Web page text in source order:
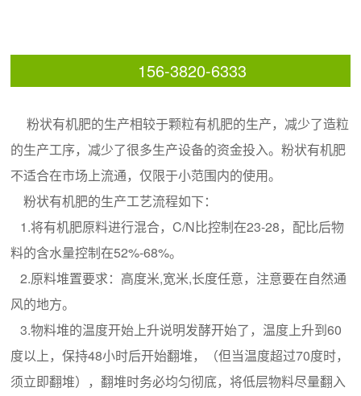
156-3820-6333
粉状有机肥的生产相较于颗粒有机肥的生产，减少了造粒
的生产工序，减少了很多生产设备的资金投入。粉状有机肥
不适合在市场上流通，仅限于小范围内的使用。
粉状有机肥的生产工艺流程如下：
1.将有机肥原料进行混合，C/N比控制在23-28，配比后物
料的含水量控制在52%-68%。
2.原料堆置要求：高度米,宽米,长度任意，注意要在自然通
风的地方。
3.物料堆的温度开始上升说明发酵开始了，温度上升到60
度以上，保持48小时后开始翻堆，（但当温度超过70度时，
须立即翻堆），翻堆时务必均匀彻底，将低层物料尽量翻入